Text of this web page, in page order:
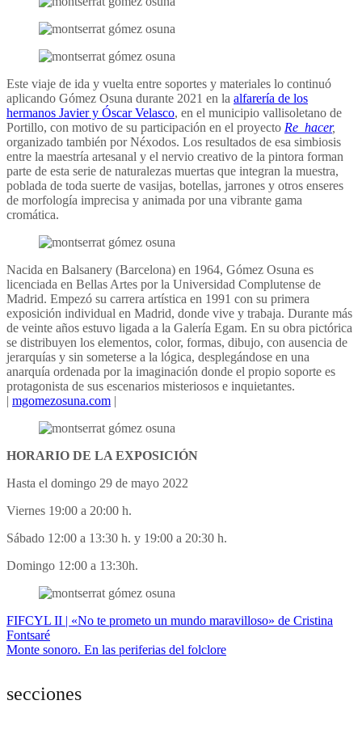
Este viaje de ida y vuelta entre soportes y materiales lo continuó
aplicando Gómez Osuna durante 2021 en la alfarería de los
hermanos Javier y Óscar Velasco, en el municipio vallisoletano de
Portillo, con motivo de su participación en el proyecto Re_hacer,
organizado también por Néxodos. Los resultados de esa simbiosis
entre la maestría artesanal y el nervio creativo de la pintora forman
parte de esta serie de naturalezas muertas que integran la muestra,
poblada de toda suerte de vasijas, botellas, jarrones y otros enseres
de morfología imprecisa y animada por una vibrante gama
cromática.
Nacida en Balsanery (Barcelona) en 1964, Gómez Osuna es
licenciada en Bellas Artes por la Universidad Complutense de
Madrid. Empezó su carrera artística en 1991 con su primera
exposición individual en Madrid, donde vive y trabaja. Durante más
de veinte años estuvo ligada a la Galería Egam. En su obra pictórica
se distribuyen los elementos, color, formas, dibujo, con ausencia de
jerarquías y sin someterse a la lógica, desplegándose en una
anarquía ordenada por la imaginación donde el propio soporte es
protagonista de sus escenarios misteriosos e inquietantes.
mgomezosuna.com
HORARIO DE LA EXPOSICIÓN
Hasta el domingo 29 de mayo 2022
Viernes 19:00 a 20:00 h.
Sábado 12:00 a 13:30 h. y 19:00 a 20:30 h.
Domingo 12:00 a 13:30h.
Navegación
de
FIFCYL II | «No te prometo un mundo maravilloso» de Cristina
Fontsaré
Monte sonoro. En las periferias del folclore
secciones